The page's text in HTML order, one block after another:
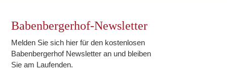
Babenbergerhof-Newsletter
Melden Sie sich hier für den kostenlosen
Babenbergerhof Newsletter an und bleiben
Sie am Laufenden.